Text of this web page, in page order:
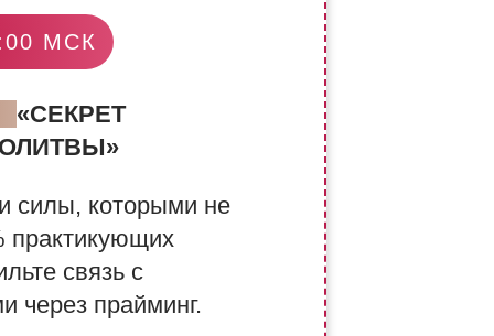
МСК
силы, которыми не
практикующих
связь с
через прайминг.
«СЕКРЕТ